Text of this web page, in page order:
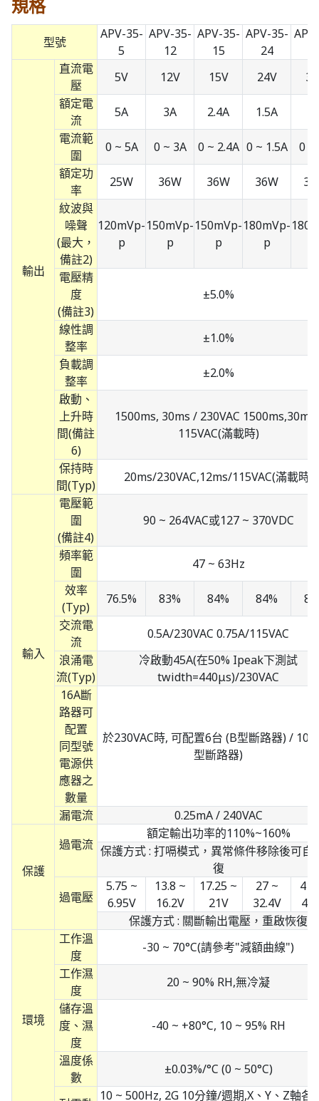
規格
型號
APV-35-
5
APV-35-
12
APV-35-
15
APV-35-
24
輸出
直流電
壓
5V 12V 15V 24V
額定電
流
5A 3A 2.4A 1.5A
電流範
圍
0 ~ 5A 0 ~ 3A 0 ~ 2.4A 0 ~ 1.5A
0 ~
額定功
率
25W 36W 36W 36W
紋波與
噪聲
(最大，
備註2)
120mVp-
p
150mVp-
p
150mVp-
p
180mVp-
p
電壓精
度
(備註3)
±5.0%
線性調
整率
±1.0%
負載調
整率
±2.0%
啟動、
上升時
間(備註
6)
1500ms, 30ms / 230VAC 1500ms,30ms
115VAC(滿載時)
保持時
間(Typ)
20ms/230VAC,12ms/115VAC(滿載時)
輸入
電壓範
圍
(備註4)
90 ~ 264VAC或127 ~ 370VDC
頻率範
圍
47 ~ 63Hz
效率
(Typ)
76.5% 83% 84% 84%
交流電
流
0.5A/230VAC 0.75A/115VAC
浪涌電
流(Typ)
冷啟動45A(在50% Ipeak下測試
twidth=440μs)/230VAC
16A斷
路器可
配置
同型號
電源供
應器之
數量
於230VAC時, 可配置6台 (B型斷路器) / 10
型斷路器)
漏電流 0.25mA / 240VAC
保護
過電流
額定輸出功率的110%~160%
保護方式 : 打嗝模式，異常條件移除後可自
復
過電壓
5.75 ~
6.95V
13.8 ~
16.2V
17.25 ~
21V
27 ~
32.4V
保護方式 : 關斷輸出電壓，重啟恢復
環境
工作溫
度
-30 ~ 70°C(請參考"減額曲線")
工作濕
度
20 ~ 90% RH,無冷凝
儲存溫
度、濕
度
-40 ~ +80°C, 10 ~ 95% RH
溫度係
數
±0.03%/°C (0 ~ 50°C)
10 ~ 500Hz, 2G 10分鐘/週期,X、Y、Z軸各